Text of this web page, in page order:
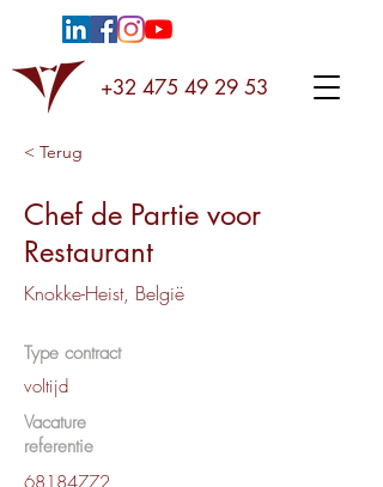
+32 475 49 29 53
< Terug
Chef de Partie voor
Restaurant
Knokke-Heist, België
Type contract
voltijd
Vacature
referentie
68184772